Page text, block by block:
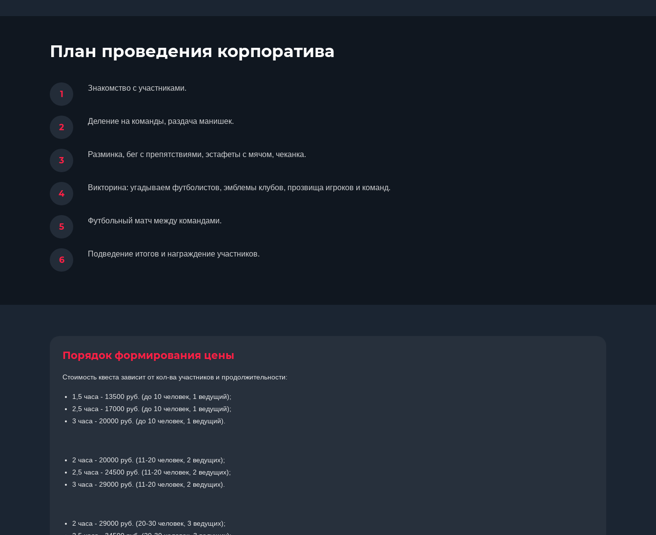
План проведения корпоратива
Знакомство с участниками.
Деление на команды, раздача манишек.
Разминка, бег с препятствиями, эстафеты с мячом, чеканка.
Викторина: угадываем футболистов, эмблемы клубов, прозвища игроков и команд.
Футбольный матч между командами.
Подведение итогов и награждение участников.
Порядок формирования цены
Стоимость квеста зависит от кол-ва участников и продолжительности:
1,5 часа - 13500 руб. (до 10 человек, 1 ведущий);
2,5 часа - 17000 руб. (до 10 человек, 1 ведущий);
3 часа - 20000 руб. (до 10 человек, 1 ведущий).
2 часа - 20000 руб. (11-20 человек, 2 ведущих);
2,5 часа - 24500 руб. (11-20 человек, 2 ведущих);
3 часа - 29000 руб. (11-20 человек, 2 ведущих).
2 часа - 29000 руб. (20-30 человек, 3 ведущих);